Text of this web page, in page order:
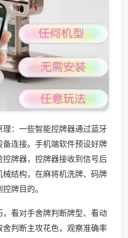
：一些智能控牌器通过蓝牙
连接。手机端软件预设好牌
牌器，控牌器接收到信号后
结构，在麻将机洗牌、码牌
牌目的。
看对手舍牌判断牌型、看动
判断主攻花色，观察准确率